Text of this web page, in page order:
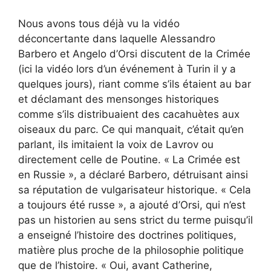
Nous avons tous déjà vu la vidéo
déconcertante dans laquelle Alessandro
Barbero et Angelo d’Orsi discutent de la Crimée
(ici la vidéo lors d’un événement à Turin il y a
quelques jours), riant comme s’ils étaient au bar
et déclamant des mensonges historiques
comme s’ils distribuaient des cacahuètes aux
oiseaux du parc. Ce qui manquait, c’était qu’en
parlant, ils imitaient la voix de Lavrov ou
directement celle de Poutine. « La Crimée est
en Russie », a déclaré Barbero, détruisant ainsi
sa réputation de vulgarisateur historique. « Cela
a toujours été russe », a ajouté d’Orsi, qui n’est
pas un historien au sens strict du terme puisqu’il
a enseigné l’histoire des doctrines politiques,
matière plus proche de la philosophie politique
que de l’histoire. « Oui, avant Catherine,